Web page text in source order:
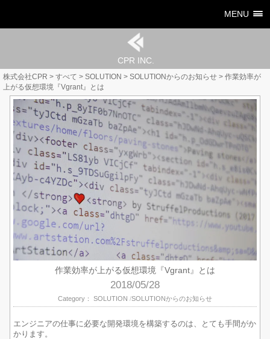
CPR INC.
MENU
株式会社CPR > すべて > SOLUTION > SOLUTIONからのお知らせ > 作業効率が
上がる仮想環境『Vgrant』とは
作業効率が上がる仮想環境『Vgrant』とは
2018/05/28
Category： SOLUTION SOLUTIONからのお知らせ
エンジニアの仕事に必要な開発環境を構築するのは、とても手間がか
かります。